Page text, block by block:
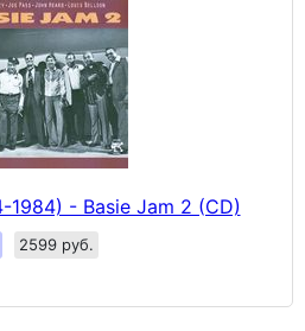
1984) - Basie Jam 2 (CD)
2599 руб.